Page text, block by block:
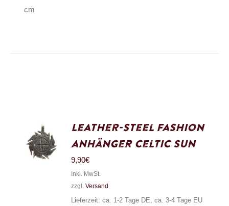
cm
Leather-Steel Fashion
Anhänger Celtic Sun
9,90€
Inkl. MwSt.
zzgl.Versand
Lieferzeit: ca. 1-2 Tage DE, ca. 3-4 Tage EU